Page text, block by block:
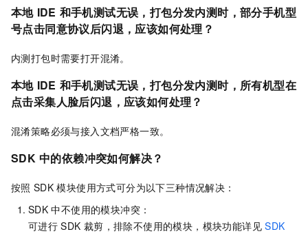
本地 IDE 和手机测试无误，打包分发内测时，部分手机型
号点击同意协议后闪退，应该如何处理？
内测打包时需要打开混淆。
本地 IDE 和手机测试无误，打包分发内测时，所有机型在
点击采集人脸后闪退，应该如何处理？
混淆策略必须与接入文档严格一致。
SDK 中的依赖冲突如何解决？
按照 SDK 模块使用方式可分为以下三种情况解决：
SDK 中不使用的模块冲突：
可进行 SDK 裁剪，排除不使用的模块，模块功能详见 SDK